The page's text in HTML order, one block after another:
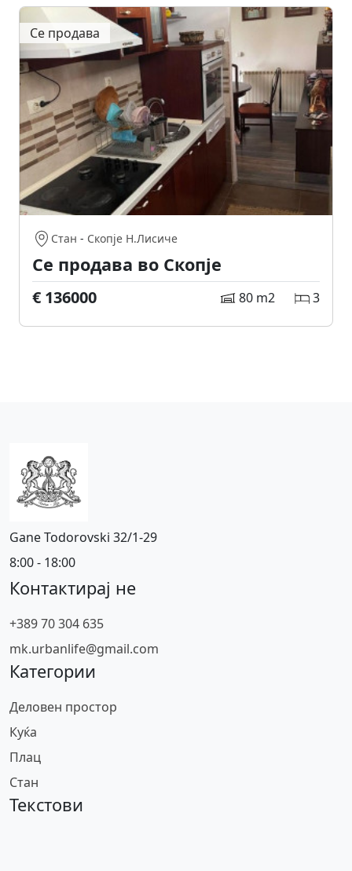
Се продава
Стан - Скопје Н.Лисиче
Се продава во Скопје
€ 136000 80 m2 3
Gane Todorovski 32/1-29
8:00 - 18:00
Контактирај не
+389 70 304 635
mk.urbanlife@gmail.com
Категории
Деловен простор
Куќа
Плац
Стан
Текстови